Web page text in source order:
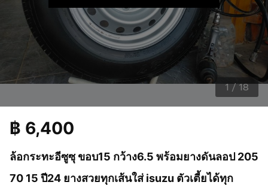
1/18
ล้อกระทะอีซูซุ ขอบ15 กว้าง6.5 พร้อมยางดันลอป 205
70 15 ปี24 ยางสวยทุกเส้นใส่ isuzu ตัวเตี้ยได้ทุก
฿ 6,400